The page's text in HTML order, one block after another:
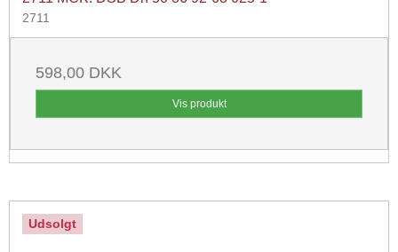
2711
598,00 DKK
Vis produkt
Udsolgt